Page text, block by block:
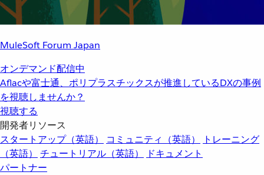
MuleSoft Forum Japan
オンデマンド配信中
Aflacや富士通、ポリプラスチックスが推進しているDXの事例
を視聴しませんか？
視聴する
開発者リソース
スタートアップ（英語）
コミュニティ（英語）
トレーニング
（英語）
チュートリアル（英語）
ドキュメント
パートナー